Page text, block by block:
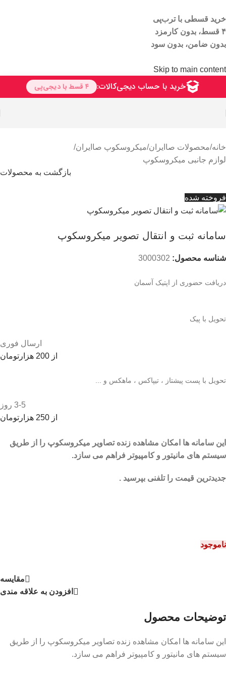
خرید قسطی با ترب‌پی
۴ قسط، بدون کارمزد
بدون ضامن، بدون سود
Skip to main content
خانه/محصولات صاایران/میکروسکوپ صاایران/
لوازم جانبی میکروسکوپ
بازگشت به محصولات
فروخته شده
سامانه ثبت و انتقال تصویر میکروسکوپ
شناسه محصول: 3000302
دریافت حضوری از اپتیک آسمان
تحویل با پیک
ارسال فوری
از 200 هزارتومان
تحویل با پست پیشتاز ، تیپاکس ، ماهکس و ...
3-5 روز
از 250 هزارتومان
این سامانه ها امکان مشاهده زنده تصاویر میکروسکوپ را از طریق
سیستم های مانیتور و کامپیوتر فراهم می سازد.
جدیدترین قیمت را تلفنی بپرسید .
ناموجود
مقايسه
افزودن به علاقه مندی
توضیحات محصول
این سامانه ها امکان مشاهده زنده تصاویر میکروسکوپ را از طریق
سیستم های مانیتور و کامپیوتر فراهم می سازد.